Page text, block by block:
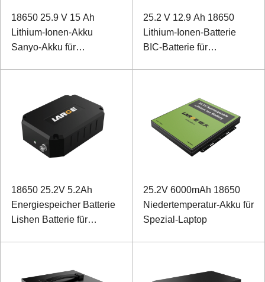
18650 25.9 V 15 Ah
Lithium-Ionen-Akku
Sanyo-Akku für
25.2 V 12.9 Ah 18650
Lithium-Ionen-Batterie
BIC-Batterie für
18650 25.2V 5.2Ah
Energiespeicher Batterie
Lishen Batterie für
25.2V 6000mAh 18650
Niedertemperatur-Akku für
Spezial-Laptop